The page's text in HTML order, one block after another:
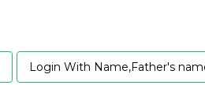
Login With Name,Father's